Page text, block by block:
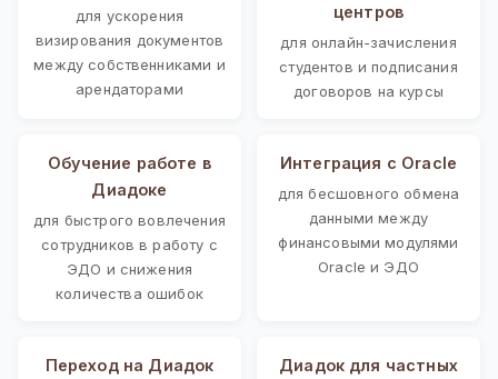
для ускорения
визирования документов
между собственниками и
арендаторами
центров
для онлайн-зачисления
студентов и подписания
договоров на курсы
Обучение работе в
Диадоке
для быстрого вовлечения
сотрудников в работу с
ЭДО и снижения
количества ошибок
Интеграция с Oracle
для бесшовного обмена
данными между
финансовыми модулями
Oracle и ЭДО
Переход на Диадок
Диадок для частных